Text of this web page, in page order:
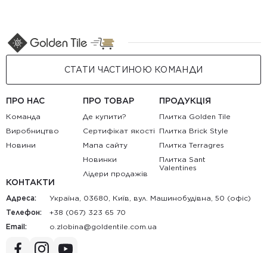
СТАТИ ЧАСТИНОЮ КОМАНДИ
ПРО НАС
Команда
Виробництво
Новини
ПРО ТОВАР
Де купити?
Сертифікат якості
Мапа сайту
Новинки
Лідери продажів
ПРОДУКЦІЯ
Плитка Golden Tile
Плитка Brick Style
Плитка Terragres
Плитка Sant
Valentines
КОНТАКТИ
Адреса:
Україна, 03680, Київ, вул. Машинобудівна, 50 (офіс)
Телефон:
+38 (067) 323 65 70
Email:
au.moc.elitnedlog@anibolz.o